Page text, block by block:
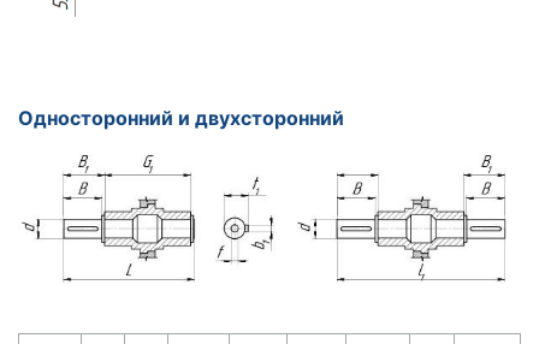
Односторонний и двухсторонний